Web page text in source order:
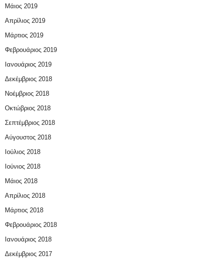
Μάιος 2019
Απρίλιος 2019
Μάρτιος 2019
Φεβρουάριος 2019
Ιανουάριος 2019
Δεκέμβριος 2018
Νοέμβριος 2018
Οκτώβριος 2018
Σεπτέμβριος 2018
Αύγουστος 2018
Ιούλιος 2018
Ιούνιος 2018
Μάιος 2018
Απρίλιος 2018
Μάρτιος 2018
Φεβρουάριος 2018
Ιανουάριος 2018
Δεκέμβριος 2017